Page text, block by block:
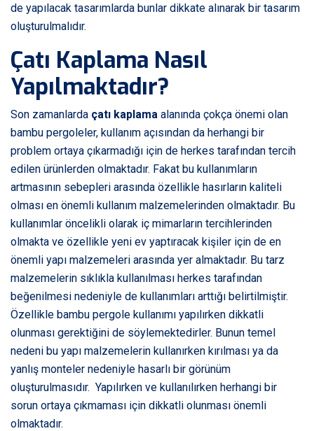
de yapılacak tasarımlarda bunlar dikkate alınarak bir tasarım
oluşturulmalıdır.
Çatı Kaplama Nasıl
Yapılmaktadır?
Son zamanlarda çatı kaplama alanında çokça önemi olan
bambu pergoleler, kullanım açısından da herhangi bir
problem ortaya çıkarmadığı için de herkes tarafından tercih
edilen ürünlerden olmaktadır. Fakat bu kullanımların
artmasının sebepleri arasında özellikle hasırların kaliteli
olması en önemli kullanım malzemelerinden olmaktadır. Bu
kullanımlar öncelikli olarak iç mimarların tercihlerinden
olmakta ve özellikle yeni ev yaptıracak kişiler için de en
önemli yapı malzemeleri arasında yer almaktadır. Bu tarz
malzemelerin sıklıkla kullanılması herkes tarafından
beğenilmesi nedeniyle de kullanımları arttığı belirtilmiştir.
Özellikle bambu pergole kullanımı yapılırken dikkatli
olunması gerektiğini de söylemektedirler. Bunun temel
nedeni bu yapı malzemelerin kullanırken kırılması ya da
yanlış monteler nedeniyle hasarlı bir görünüm
oluşturulmasıdır. Yapılırken ve kullanılırken herhangi bir
sorun ortaya çıkmaması için dikkatli olunması önemli
olmaktadır.